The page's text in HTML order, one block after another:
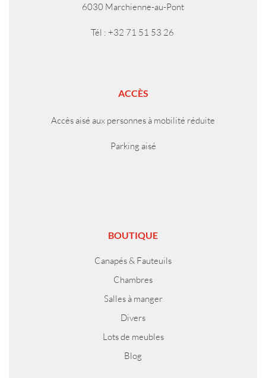
6030 Marchienne-au-Pont
Tél : +32 71 51 53 26
ACCÈS
Accès aisé aux personnes à mobilité réduite
Parking aisé
BOUTIQUE
Canapés & Fauteuils
Chambres
Salles à manger
Divers
Lots de meubles
Blog